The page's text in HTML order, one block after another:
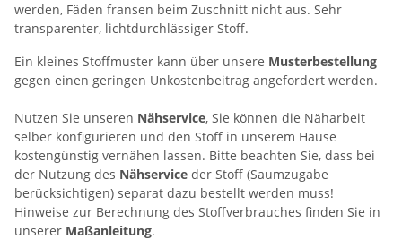
werden, Fäden fransen beim Zuschnitt nicht aus. Sehr
transparenter, lichtdurchlässiger Stoff.
Ein kleines Stoffmuster kann über unsere Musterbestellung
gegen einen geringen Unkostenbeitrag angefordert werden.
Nutzen Sie unseren Nähservice, Sie können die Näharbeit
selber konfigurieren und den Stoff in unserem Hause
kostengünstig vernähen lassen. Bitte beachten Sie, dass bei
der Nutzung des Nähservice der Stoff (Saumzugabe
berücksichtigen) separat dazu bestellt werden muss!
Hinweise zur Berechnung des Stoffverbrauches finden Sie in
unserer Maßanleitung.